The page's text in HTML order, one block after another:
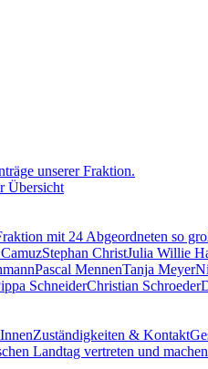
unserer Fraktion.
Übersicht
mit 24 Abgeordneten so
Stephan ChristJulia Willie
Pascal MennenTanja Meyer
SchneiderChristian Schroeder
Zuständigkeiten & Kontakt
Landtag vertreten und